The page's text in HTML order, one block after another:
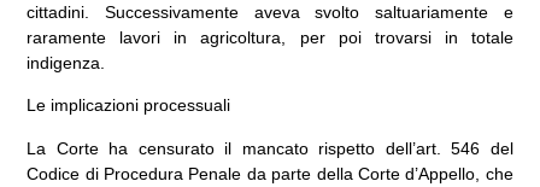
cittadini. Successivamente aveva svolto saltuariamente e
raramente lavori in agricoltura, per poi trovarsi in totale
indigenza.
Le implicazioni processuali
La Corte ha censurato il mancato rispetto dell’art. 546 del
Codice di Procedura Penale da parte della Corte d’Appello, che